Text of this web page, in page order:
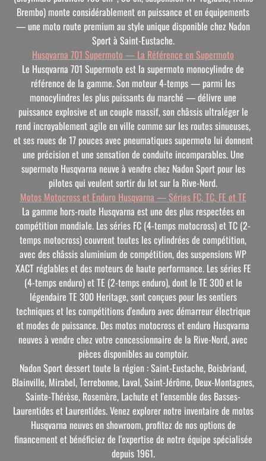
Brembo) monte considérablement en puissance et en équipements
— une moto route premium au style unique disponible chez Nadon
Sport à Saint-Eustache.
Husqvarna 701 Supermoto — La Référence en Supermoto
Le Husqvarna 701 Supermoto est la supermoto monocylindre de
référence de la gamme. Son moteur 4-temps — parmi les
monocylindres les plus puissants du marché — délivre une
puissance explosive et un couple massif, son châssis ultraléger le
rend incroyablement agile en ville comme sur les routes sinueuses,
et ses roues de 17 pouces avec pneumatiques supermoto lui donnent
une précision et une sensation de conduite incomparables. Une
supermoto Husqvarna neuve à vendre chez Nadon Sport pour les
pilotes qui veulent sortir du lot sur la Rive-Nord.
Motos Motocross et Enduro Husqvarna — Séries FC, TC, FE et TE
La gamme hors-route Husqvarna est une des plus respectées en
compétition mondiale. Les séries FC (4-temps motocross) et TC (2-
temps motocross) couvrent toutes les cylindrées de compétition,
avec des châssis aluminium de compétition, des suspensions WP
XACT réglables et des moteurs de haute performance. Les séries FE
(4-temps enduro) et TE (2-temps enduro), dont le TE 300 et le
légendaire TE 300 Heritage, sont conçues pour les sentiers
techniques et les compétitions d'enduro avec démarreur électrique
et modes de puissance. Des motos motocross et enduro Husqvarna
neuves à vendre chez votre concessionnaire de la Rive-Nord, avec
pièces disponibles au comptoir.
Nadon Sport dessert toute la région : Saint-Eustache, Boisbriand,
Blainville, Mirabel, Terrebonne, Laval, Saint-Jérôme, Deux-Montagnes,
Sainte-Thérèse, Rosemère, Lachute et l'ensemble des Basses-
Laurentides et Laurentides. Venez explorer notre inventaire de motos
Husqvarna neuves en showroom, profitez de nos options de
financement et bénéficiez de l'expertise de notre équipe spécialisée
depuis 1961.